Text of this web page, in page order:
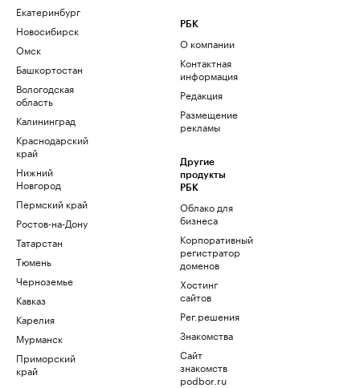
Екатеринбург
Новосибирск
Омск
Башкортостан
Вологодская
область
Калининград
Краснодарский
край
Нижний
Новгород
Пермский край
Ростов-на-Дону
Татарстан
Тюмень
Черноземье
Кавказ
Карелия
Мурманск
Приморский
край
РБК
О компании
Контактная
информация
Редакция
Размещение
рекламы
Другие
продукты
РБК
Облако для
бизнеса
Корпоративный
регистратор
доменов
Хостинг
сайтов
Рег.решения
Знакомства
Сайт
знакомств
podbor.ru